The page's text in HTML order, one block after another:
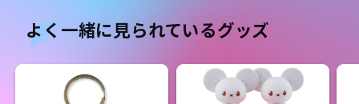
よく一緒に見られているグッズ